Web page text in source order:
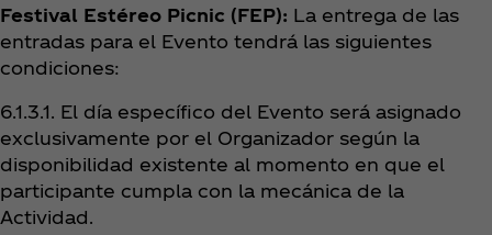
Festival Estéreo Picnic (FEP): La entrega de las
entradas para el Evento tendrá las siguientes
condiciones:
6.1.3.1. El día específico del Evento será asignado
exclusivamente por el Organizador según la
disponibilidad existente al momento en que el
participante cumpla con la mecánica de la
Actividad.